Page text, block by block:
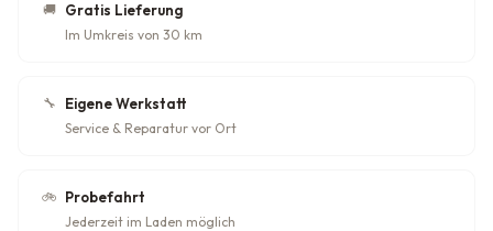
🚚 Gratis Lieferung
Im Umkreis von 30 km
🔧 Eigene Werkstatt
Service & Reparatur vor Ort
🚲 Probefahrt
Jederzeit im Laden möglich